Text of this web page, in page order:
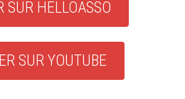
SUR HELLOASSO
SUR YOUTUBE